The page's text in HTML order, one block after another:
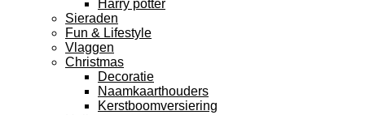
Harry potter
Sieraden
Fun & Lifestyle
Vlaggen
Christmas
Decoratie
Naamkaarthouders
Kerstboomversiering